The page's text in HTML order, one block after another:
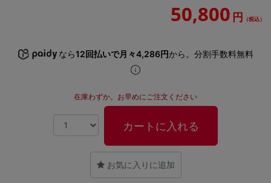
50,800 円 （税込）
なら12回払いで月々4,286円から。分割手数料無料
在庫わずか。お早めにご注文ください
カートに入れる
お気に入りに追加
「5G対応」「防水」「ワンセグ」など